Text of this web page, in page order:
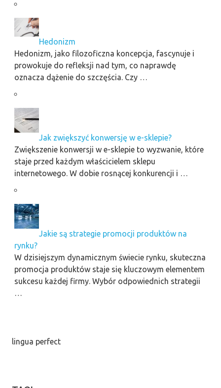
Hedonizm
Hedonizm, jako filozoficzna koncepcja, fascynuje i
prowokuje do refleksji nad tym, co naprawdę
oznacza dążenie do szczęścia. Czy …
Jak zwiększyć konwersję w e-sklepie?
Zwiększenie konwersji w e-sklepie to wyzwanie, które
staje przed każdym właścicielem sklepu
internetowego. W dobie rosnącej konkurencji i …
Jakie są strategie promocji produktów na
rynku?
W dzisiejszym dynamicznym świecie rynku, skuteczna
promocja produktów staje się kluczowym elementem
sukcesu każdej firmy. Wybór odpowiednich strategii
…
lingua perfect